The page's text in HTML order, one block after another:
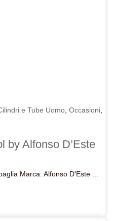
e Tube Uomo, Occasioni,
by Alfonso D’Este
Marca: Alfonso D'Este ...